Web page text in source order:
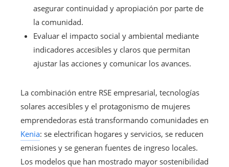
asegurar continuidad y apropiación por parte de
la comunidad.
Evaluar el impacto social y ambiental mediante
indicadores accesibles y claros que permitan
ajustar las acciones y comunicar los avances.
La combinación entre RSE empresarial, tecnologías
solares accesibles y el protagonismo de mujeres
emprendedoras está transformando comunidades en
Kenia: se electrifican hogares y servicios, se reducen
emisiones y se generan fuentes de ingreso locales.
Los modelos que han mostrado mayor sostenibilidad